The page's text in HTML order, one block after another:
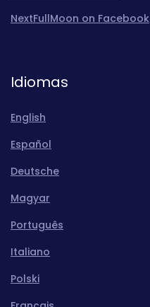
NextFullMoon on Facebook
Idiomas
English
Español
Deutsche
Magyar
Português
Italiano
Polski